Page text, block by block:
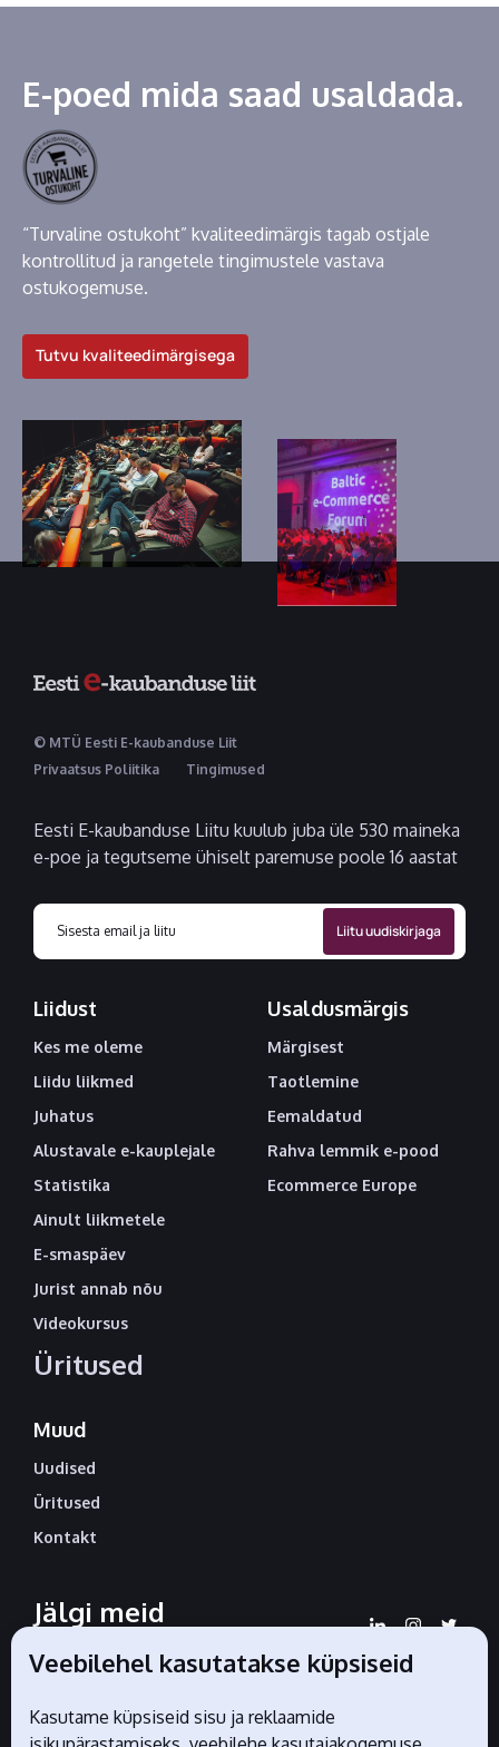
E-poed mida saad usaldada.
“Turvaline ostukoht” kvaliteedimärgis tagab ostjale
kontrollitud ja rangetele tingimustele vastava
ostukogemuse.
Tutvu kvaliteedimärgisega
© MTÜ Eesti E-kaubanduse Liit
Privaatsus Poliitika
Tingimused
Eesti E-kaubanduse Liitu kuulub juba üle 530 maineka
e-poe ja tegutseme ühiselt paremuse poole 16 aastat
Liidust
Kes me oleme
Liidu liikmed
Juhatus
Alustavale e-kauplejale
Statistika
Ainult liikmetele
E-smaspäev
Jurist annab nõu
Videokursus
Üritused
Usaldusmärgis
Märgisest
Taotlemine
Eemaldatud
Rahva lemmik e-pood
Ecommerce Europe
Muud
Uudised
Üritused
Kontakt
Jälgi meid
sotsiaalmeedias
Veebilehel kasutatakse küpsiseid
Kasutame küpsiseid sisu ja reklaamide